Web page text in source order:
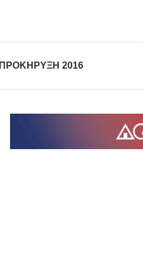
ΠΡΟΚΗΡΥΞΗ 2016